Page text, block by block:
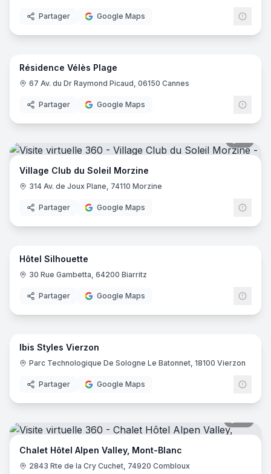
Partager Google Maps
14
Résidence Vélès Plage
67 Av. du Dr Raymond Picaud, 06150 Cannes
Partager Google Maps
Village Club du Soleil Morzine
314 Av. de Joux Plane, 74110 Morzine
Partager Google Maps
22
Hôtel Silhouette
30 Rue Gambetta, 64200 Biarritz
Partager Google Maps
8
Ibis Styles Vierzon
Parc Technologique De Sologne Le Batonnet, 18100 Vierzon
Partager Google Maps
Chalet Hôtel Alpen Valley, Mont-Blanc
2843 Rte de la Cry Cuchet, 74920 Combloux